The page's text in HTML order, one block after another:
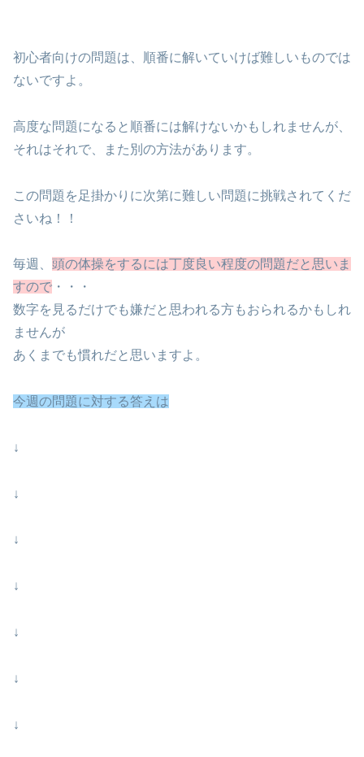
初心者向けの問題は、順番に解いていけば難しいものでは
ないですよ。
高度な問題になると順番には解けないかもしれませんが、
それはそれで、また別の方法があります。
この問題を足掛かりに次第に難しい問題に挑戦されてくだ
さいね！！
毎週、 頭の体操をするには丁度良い程度の問題だと思いま
すので ・・・
数字を見るだけでも嫌だと思われる方もおられるかもしれ
ませんが
あくまでも慣れだと思いますよ。
今週の問題に対する答えは
↓
↓
↓
↓
↓
↓
↓